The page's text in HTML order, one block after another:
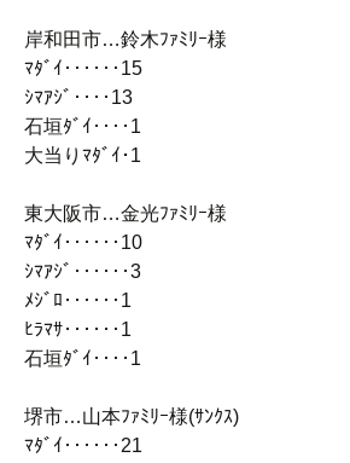
岸和田市…鈴木ﾌｧﾐﾘｰ様
ﾏﾀﾞｲ‥‥‥15
ｼﾏｱｼﾞ‥‥13
石垣ﾀﾞｲ‥‥1
大当りﾏﾀﾞｲ･1
東大阪市…金光ﾌｧﾐﾘｰ様
ﾏﾀﾞｲ‥‥‥10
ｼﾏｱｼﾞ‥‥‥3
ﾒｼﾞﾛ‥‥‥1
ﾋﾗﾏｻ‥‥‥1
石垣ﾀﾞｲ‥‥1
堺市…山本ﾌｧﾐﾘｰ様(ｻﾝｸｽ)
ﾏﾀﾞｲ‥‥‥21